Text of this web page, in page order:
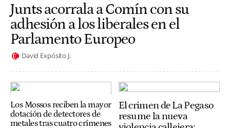
Junts acorrala a Comín con su
adhesión a los liberales en el
Parlamento Europeo
David Expósito J.
Los Mossos reciben la mayor
dotación de detectores de
metales tras cuatro crímenes
El crimen de La Pegaso
resume la nueva